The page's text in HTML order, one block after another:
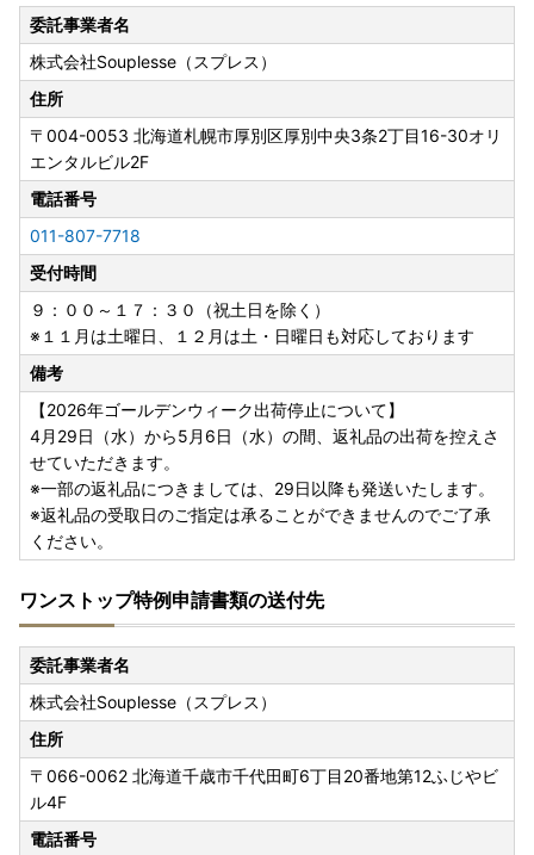
委託事業者名
株式会社Souplesse（スプレス）
住所
〒004-0053 北海道札幌市厚別区厚別中央3条2丁目16-30オリ
エンタルビル2F
電話番号
011-807-7718
受付時間
９：００～１７：３０（祝土日を除く）
※１１月は土曜日、１２月は土・日曜日も対応しております
備考
【2026年ゴールデンウィーク出荷停止について】
4月29日（水）から5月6日（水）の間、返礼品の出荷を控えさ
せていただきます。
※一部の返礼品につきましては、29日以降も発送いたします。
※返礼品の受取日のご指定は承ることができませんのでご了承
ください。
ワンストップ特例申請書類の送付先
委託事業者名
株式会社Souplesse（スプレス）
住所
〒066-0062 北海道千歳市千代田町6丁目20番地第12ふじやビ
ル4F
電話番号